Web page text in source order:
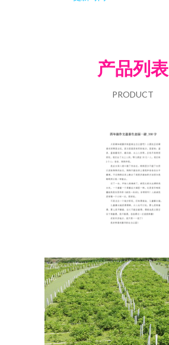
产品列表
PRODUCT